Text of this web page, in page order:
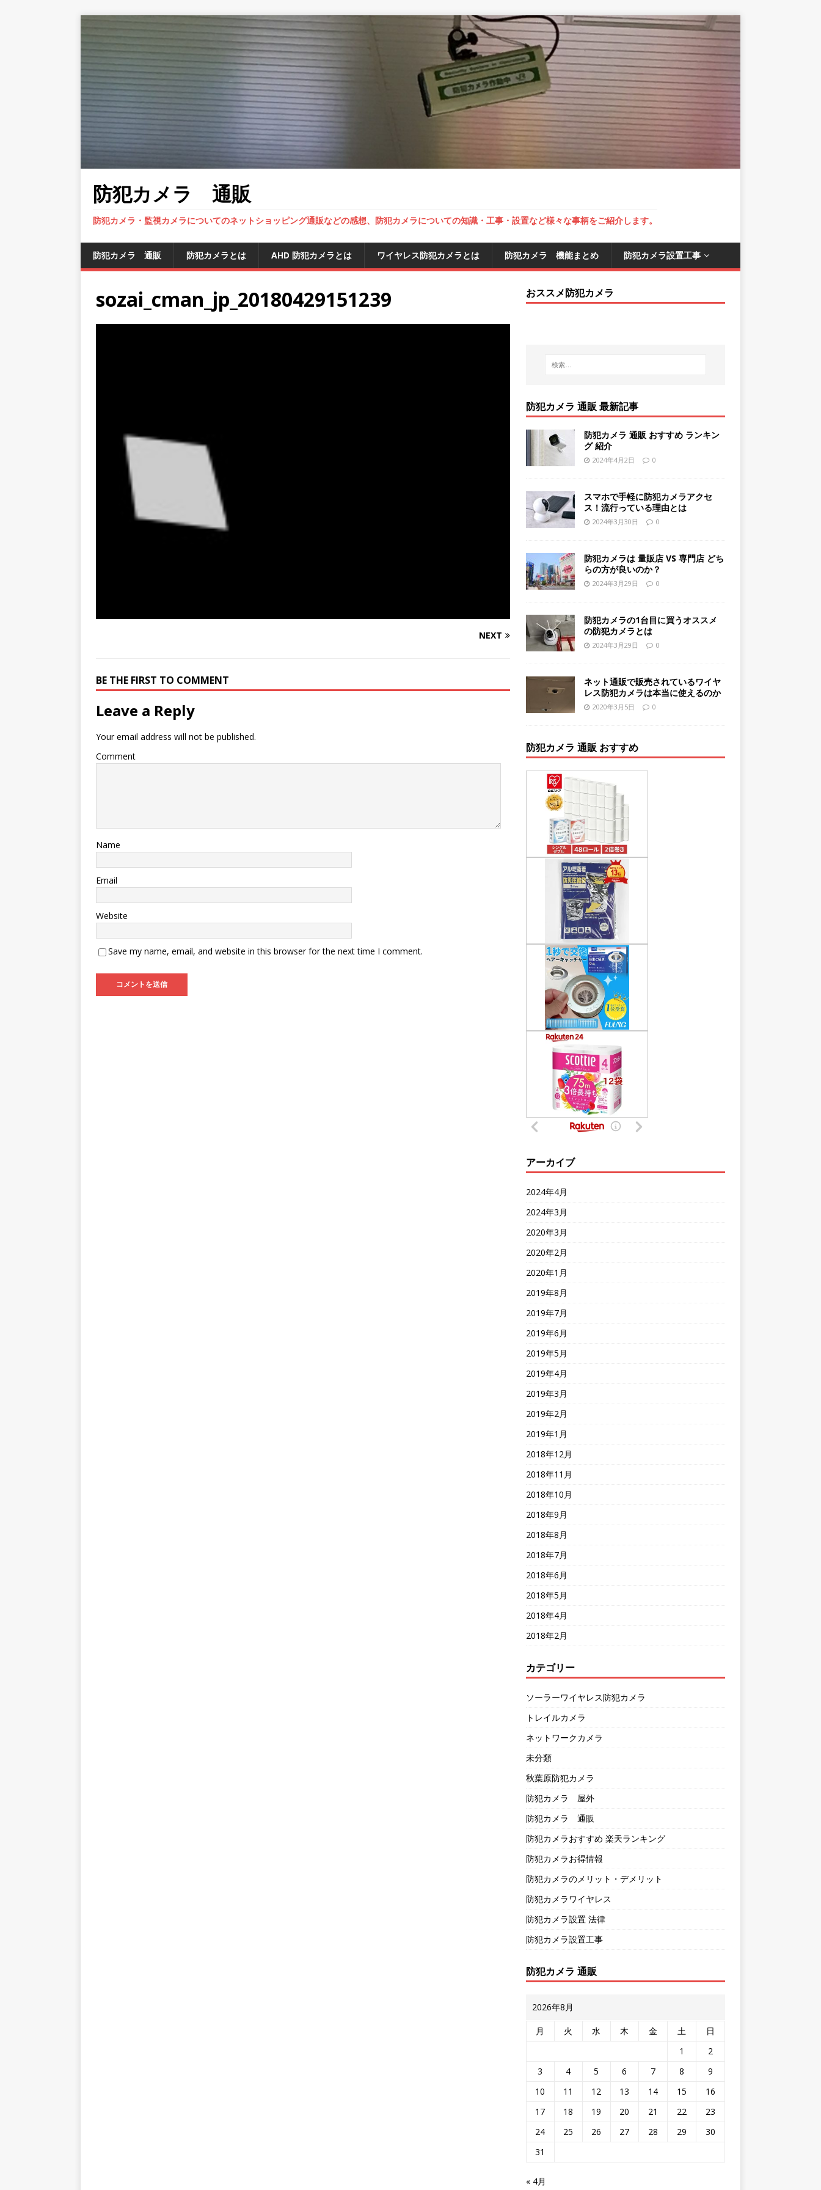
防犯カメラ 通販
防犯カメラ・監視カメラについてのネットショッピング通販などの感想、防犯カメラについての知識・工事・設置など様々な事柄をご紹介します。
防犯カメラ 通販 防犯カメラとは AHD 防犯カメラとは ワイヤレス防犯カメラとは 防犯カメラ 機能まとめ 防犯カメラ設置工事
sozai_cman_jp_20180429151239
NEXT
BE THE FIRST TO COMMENT
Leave a Reply
Your email address will not be published.
Comment
Name
Email
Website
Save my name, email, and website in this browser for the next time I comment.
おススメ防犯カメラ
防犯カメラ 通販 最新記事
防犯カメラ 通販 おすすめ ランキン
グ 紹介
2024年4月2日 0
スマホで手軽に防犯カメラアクセ
ス！流行っている理由とは
2024年3月30日 0
防犯カメラは 量販店 VS 専門店 どち
らの方が良いのか？
2024年3月29日 0
防犯カメラの1台目に買うオススメ
の防犯カメラとは
2024年3月29日 0
ネット通販で販売されているワイヤ
レス防犯カメラは本当に使えるのか
2020年3月5日 0
防犯カメラ 通販 おすすめ
アーカイブ
2024年4月
2024年3月
2020年3月
2020年2月
2020年1月
2019年8月
2019年7月
2019年6月
2019年5月
2019年4月
2019年3月
2019年2月
2019年1月
2018年12月
2018年11月
2018年10月
2018年9月
2018年8月
2018年7月
2018年6月
2018年5月
2018年4月
2018年2月
カテゴリー
ソーラーワイヤレス防犯カメラ
トレイルカメラ
ネットワークカメラ
未分類
秋葉原防犯カメラ
防犯カメラ 屋外
防犯カメラ 通販
防犯カメラおすすめ 楽天ランキング
防犯カメラお得情報
防犯カメラのメリット・デメリット
防犯カメラワイヤレス
防犯カメラ設置 法律
防犯カメラ設置工事
防犯カメラ 通販
2026年8月
月 火 水 木 金 土
日
1
2
3
4 5 6 7 8
9
10
11 12 13 14 15
16
17
18 19 20 21 22
23
24
25 26 27 28 29
30
31
« 4月